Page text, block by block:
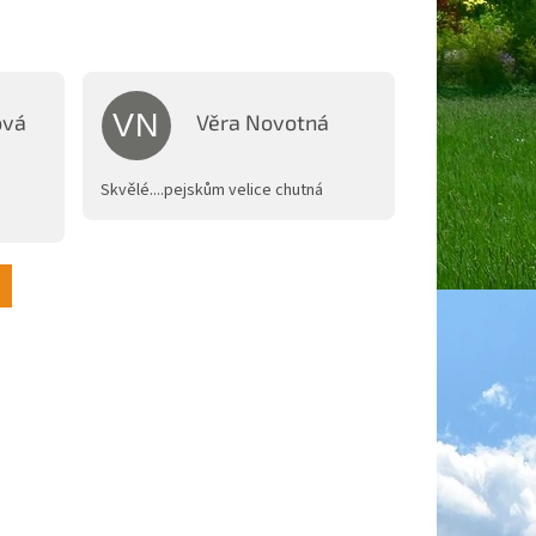
5 z 5 hvězdiček.
VN Věra Novotná
Hodnocení obchodu je 5 z 5 hvězdiček.
Skvělé....pejskům velice chutná